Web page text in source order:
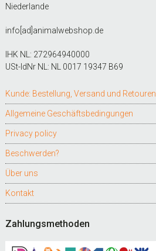
Niederlande
info[ad]animalwebshop.de
IHK NL: 272964940000
USt-IdNr NL: NL 0017 19347 B69
Kunde: Bestellung, Versand und Retouren
Allgemeine Geschäftsbedingungen
Privacy policy
Beschwerden?
Über uns
Kontakt
Zahlungsmethoden